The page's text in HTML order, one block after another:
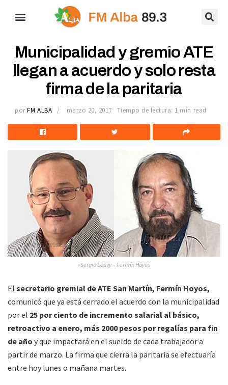
Municipalidad y gremio ATE
llegan a acuerdo y solo resta
firma de la paritaria
por FM ALBA marzo 20, 2017 Tiempo de lectura: 1 min read
»Sergio Leavy – Fermín Hoyos
El secretario gremial de ATE San Martín, Fermín Hoyos,
comunicó que ya está cerrado el acuerdo con la municipalidad
por el 25 por ciento de incremento salarial al básico,
retroactivo a enero, más 2000 pesos por regalías para fin
de año y que impactará en el sueldo de cada trabajador a
partir de marzo. La firma que cierra la paritaria se efectuaría
entre hoy lunes o mañana martes.